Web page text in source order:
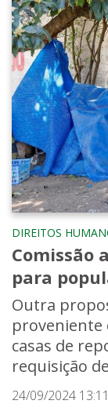
DIREITOS
Comissão
para
Outra
proveniente
casas de
requisição
24/09/2024 13:11